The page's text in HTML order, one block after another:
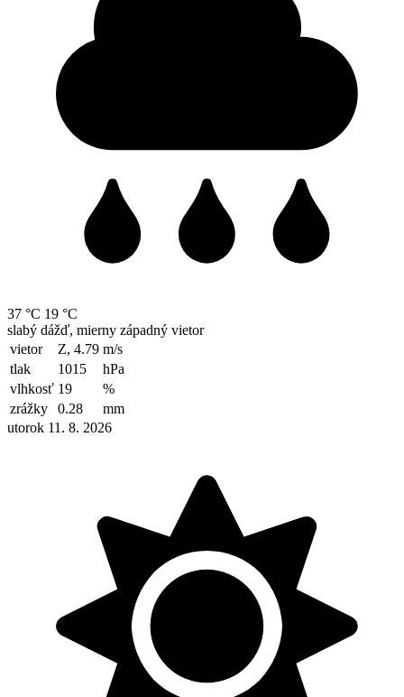
37 °C 19 °C
slabý dážď, mierny západný vietor
vietor
Z, 4.79 m/s
tlak
1015
hPa
vlhkosť 19
%
zrážky
0.28
mm
utorok 11. 8. 2026